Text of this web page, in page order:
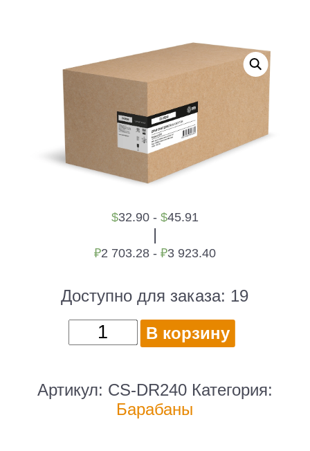
$32.90 - $45.91
|
₽2 703.28 - ₽3 923.40
Доступно для заказа: 19
Количество
товара
фотобарабана
Cactus
В корзину
Артикул: CS-DR240 Категория:
Барабаны